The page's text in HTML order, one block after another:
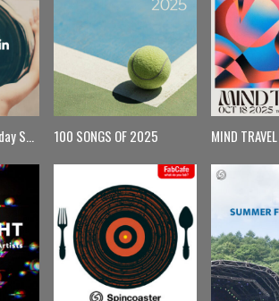
【月曜更新】Monday Spin 100 SONGS OF 2025 MIND TRAVEL